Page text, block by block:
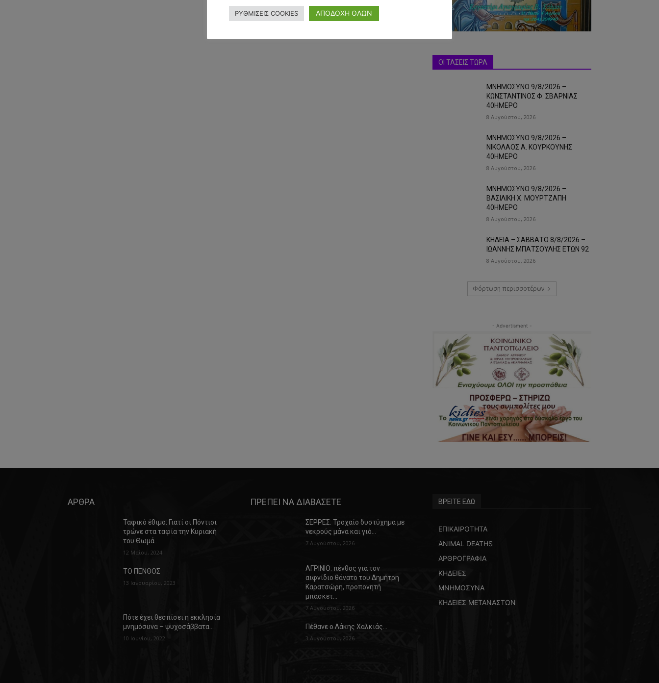
ΟΙ ΤΑΣΕΙΣ ΤΩΡΑ
ΜΝΗΜΟΣΥΝΟ 9/8/2026 –
ΚΩΝΣΤΑΝΤΙΝΟΣ Φ. ΣΒΑΡΝΙΑΣ
40ΗΜΕΡΟ
8 Αυγούστου, 2026
ΜΝΗΜΟΣΥΝΟ 9/8/2026 –
ΝΙΚΟΛΑΟΣ Α. ΚΟΥΡΚΟΥΝΗΣ
40ΗΜΕΡΟ
8 Αυγούστου, 2026
ΜΝΗΜΟΣΥΝΟ 9/8/2026 –
ΒΑΣΙΛΙΚΗ Χ. ΜΟΥΡΤΖΑΠΗ
40ΗΜΕΡΟ
8 Αυγούστου, 2026
ΚΗΔΕΙΑ – ΣΑΒΒΑΤΟ 8/8/2026 –
ΙΩΑΝΝΗΣ ΜΠΑΤΣΟΥΛΗΣ ΕΤΩΝ 92
8 Αυγούστου, 2026
Φόρτωση περισσοτέρων
- Advertisment -
ΑΡΘΡΑ
Ταφικό έθιμο: Γιατί οι Πόντιοι
τρώνε στα ταφία την Κυριακή
του Θωμά…
12 Μαΐου, 2024
ΤΟ ΠΕΝΘΟΣ
13 Ιανουαρίου, 2023
Πότε έχει θεσπίσει η εκκλησία
μνημόσυνα – ψυχοσάββατα…
10 Ιουνίου, 2022
ΠΡΕΠΕΙ ΝΑ ΔΙΑΒΑΣΕΤΕ
ΣΕΡΡΕΣ: Τροχαίο δυστύχημα με
νεκρούς μάνα και γιό…
7 Αυγούστου, 2026
ΑΓΡΙΝΙΟ: πένθος για τον
αιφνίδιο θάνατο του Δημήτρη
Καρατσώρη, προπονητή
μπάσκετ…
7 Αυγούστου, 2026
Πέθανε ο Λάκης Χαλκιάς…
3 Αυγούστου, 2026
ΒΡΕΙΤΕ ΕΔΩ
ΕΠΙΚΑΙΡΟΤΗΤΑ
ANIMAL DEATHS
ΑΡΘΡΟΓΡΑΦΙΑ
ΚΗΔΕΙΕΣ
ΜΝΗΜΟΣΥΝΑ
ΚΗΔΕΙΕΣ ΜΕΤΑΝΑΣΤΩΝ
ΡΥΘΜΙΣΕΙΣ COOKIES ΑΠΟΔΟΧΗ ΟΛΩΝ